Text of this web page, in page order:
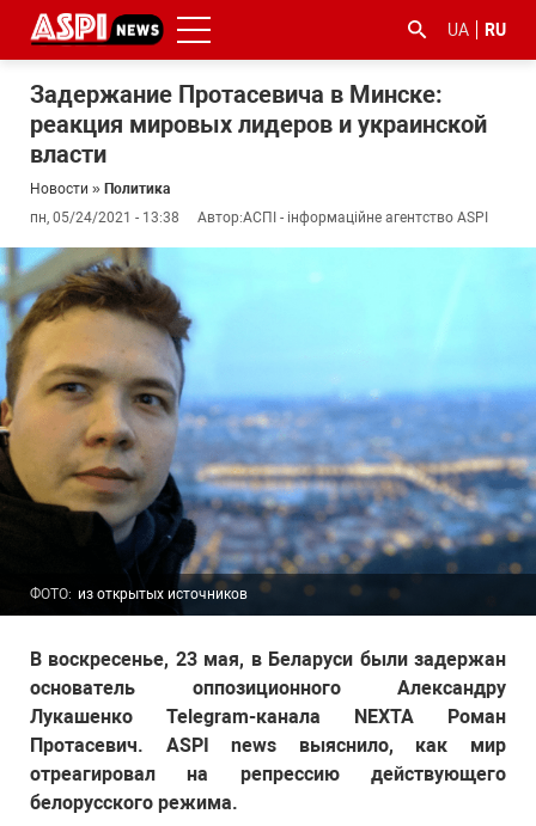
UA RU
Задержание Протасевича в Минске:
реакция мировых лидеров и украинской
власти
Новости » Политика
пн, 05/24/2021 - 13:38
Автор:АСПІ - інформаційне агентство ASPI
ФОТО: из открытых источников
В воскресенье, 23 мая, в Беларуси были задержан
основатель оппозиционного Александру
Лукашенко Telegram-канала NEXTA Роман
Протасевич. ASPI news выяснило, как мир
отреагировал на репрессию действующего
белорусского режима.
#ООС
#боротьба
з
корупцією